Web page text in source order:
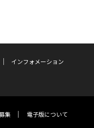
インフォメーション
集 電子版について